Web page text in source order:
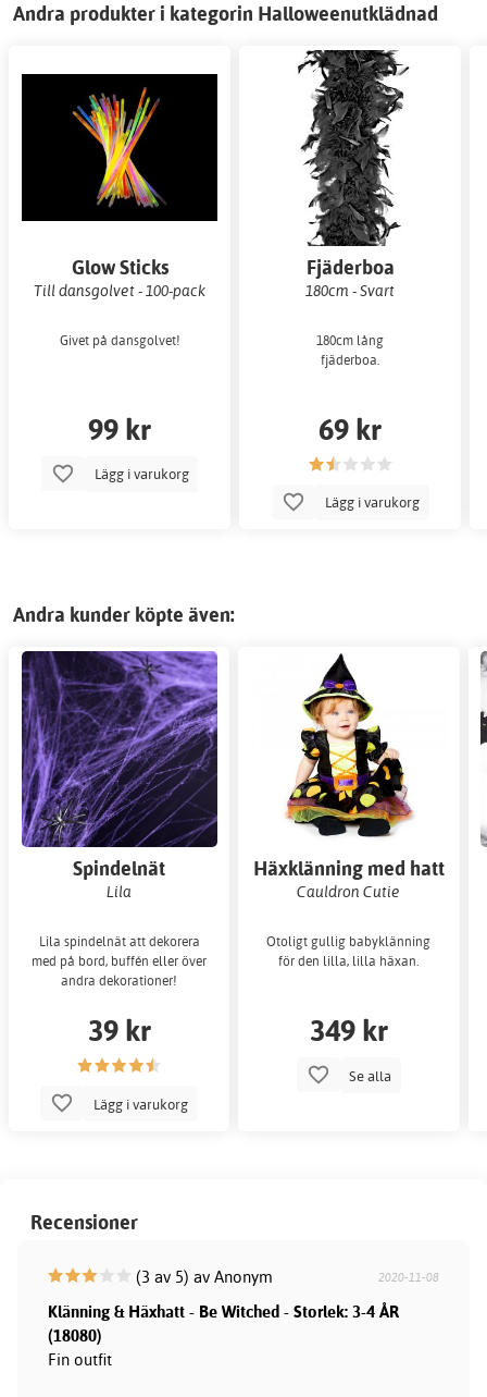
Andra produkter i kategorin Halloweenutklädnad
Glow Sticks
Till dansgolvet - 100-pack
Givet på dansgolvet!
99 kr
Lägg i varukorg
Fjäderboa
180cm - Svart
180cm lång
fjäderboa.
69 kr
Lägg i varukorg
Andra kunder köpte även:
Spindelnät
Lila
Lila spindelnät att dekorera
med på bord, buffén eller över
andra dekorationer!
39 kr
Lägg i varukorg
Häxklänning med hatt
Cauldron Cutie
Otoligt gullig babyklänning
för den lilla, lilla häxan.
349 kr
Se alla
Recensioner
(3 av 5) av Anonym 2020-11-08
Klänning & Häxhatt - Be Witched - Storlek: 3-4 ÅR
(18080)
Fin outfit